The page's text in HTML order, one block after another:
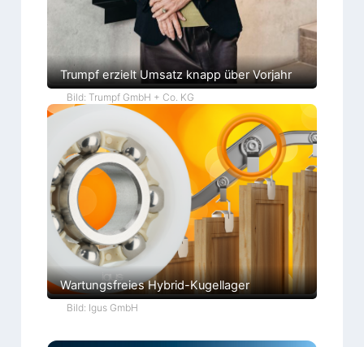
Trumpf erzielt Umsatz knapp über Vorjahr
Bild: Trumpf GmbH + Co. KG
Wartungsfreies Hybrid-Kugellager
Bild: Igus GmbH